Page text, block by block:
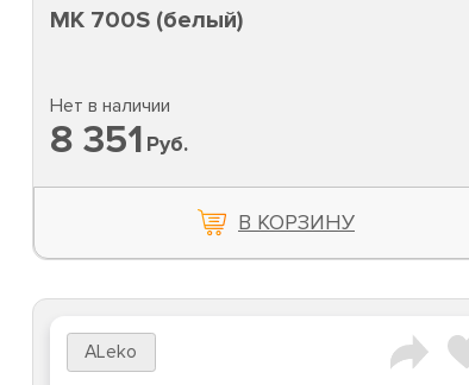
MK 700S (белый)
Нет в наличии
8 351 Руб.
В КОРЗИНУ
ALeko